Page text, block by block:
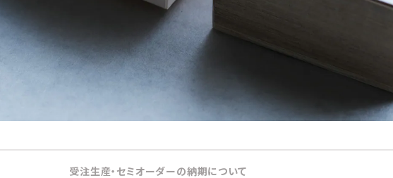
受注生産・セミオーダーの納期について